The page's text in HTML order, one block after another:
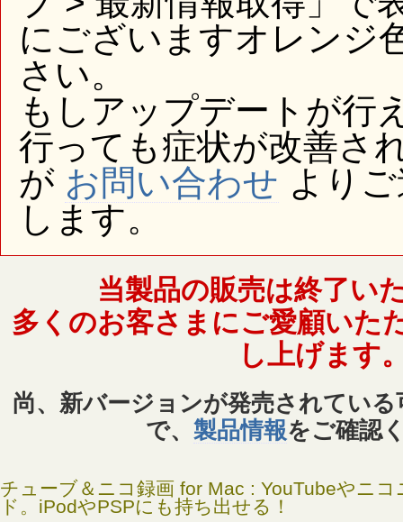
にございますオレンジ
さい。
もしアップデートが行
行っても症状が改善さ
が お問い合わせ より
します。
当製品の販売は終了い
多くのお客さまにご愛顧いた
し上げます
尚、新バージョンが発売されてい
で、 製品情報をご確認
チューブ＆ニコ録画 for Mac : YouTubeやニ
ド。iPodやPSPにも持ち出せる！